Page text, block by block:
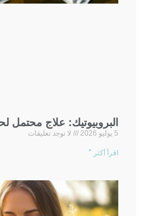
البروبيوتيك: علاج محتمل
5 يوليو 2026 لا توجد تعليقات
اقرأ أكثر "